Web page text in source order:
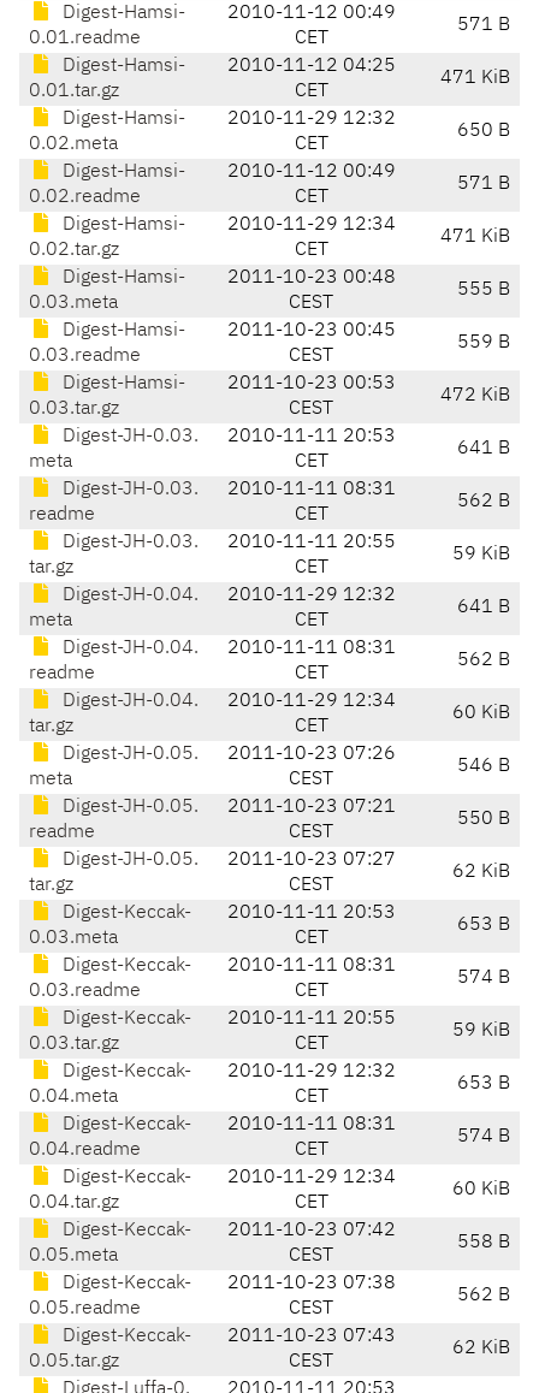
Digest-Hamsi-
0.01.readme
2010-11-12 00:49
CET
571 B
Digest-Hamsi-
0.01.tar.gz
2010-11-12 04:25
CET
471 KiB
Digest-Hamsi-
0.02.meta
2010-11-29 12:32
CET
650 B
Digest-Hamsi-
0.02.readme
2010-11-12 00:49
CET
571 B
Digest-Hamsi-
0.02.tar.gz
2010-11-29 12:34
CET
471 KiB
Digest-Hamsi-
0.03.meta
2011-10-23 00:48
CEST
555 B
Digest-Hamsi-
0.03.readme
2011-10-23 00:45
CEST
559 B
Digest-Hamsi-
0.03.tar.gz
2011-10-23 00:53
CEST
472 KiB
Digest-JH-0.03.
meta
2010-11-11 20:53
CET
641 B
Digest-JH-0.03.
readme
2010-11-11 08:31
CET
562 B
Digest-JH-0.03.
tar.gz
2010-11-11 20:55
CET
59 KiB
Digest-JH-0.04.
meta
2010-11-29 12:32
CET
641 B
Digest-JH-0.04.
readme
2010-11-11 08:31
CET
562 B
Digest-JH-0.04.
tar.gz
2010-11-29 12:34
CET
60 KiB
Digest-JH-0.05.
meta
2011-10-23 07:26
CEST
546 B
Digest-JH-0.05.
readme
2011-10-23 07:21
CEST
550 B
Digest-JH-0.05.
tar.gz
2011-10-23 07:27
CEST
62 KiB
Digest-Keccak-
0.03.meta
2010-11-11 20:53
CET
653 B
Digest-Keccak-
0.03.readme
2010-11-11 08:31
CET
574 B
Digest-Keccak-
0.03.tar.gz
2010-11-11 20:55
CET
59 KiB
Digest-Keccak-
0.04.meta
2010-11-29 12:32
CET
653 B
Digest-Keccak-
0.04.readme
2010-11-11 08:31
CET
574 B
Digest-Keccak-
0.04.tar.gz
2010-11-29 12:34
CET
60 KiB
Digest-Keccak-
0.05.meta
2011-10-23 07:42
CEST
558 B
Digest-Keccak-
0.05.readme
2011-10-23 07:38
CEST
562 B
Digest-Keccak-
0.05.tar.gz
2011-10-23 07:43
CEST
62 KiB